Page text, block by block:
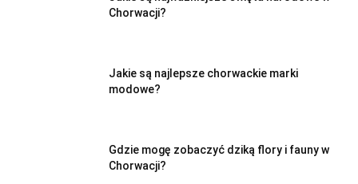
Chorwacji?
Jakie są najlepsze chorwackie marki
modowe?
Gdzie mogę zobaczyć dziką flory i fauny w
Chorwacji?